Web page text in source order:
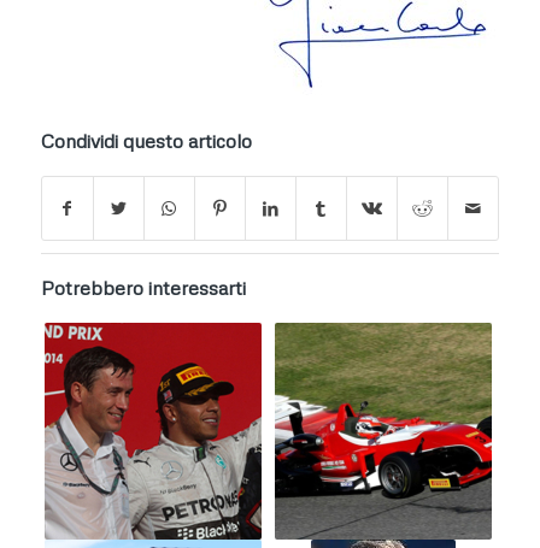
Condividi questo articolo
Potrebbero interessarti